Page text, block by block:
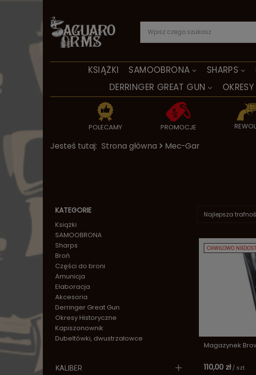
KSIĄŻKI SAMOOBRONA SHARPS
DERRINGER GREAT GUN
POLECAMY PROMOCJE
Jesteś tutaj: Strona główna Mec-Gar
KATEGORIE
Książki
SAMOOBRONA
Sharps
Broń
Części do broni
Amunicja
Elaboracja
Akcesoria
Derringer Great Gun
Okresy Historyczne
Kapiszonownik
Dubeltówki, dwustrzałowce
KALIBER
Najlepsza
CHWILOWO
Magazynek
110,00 zł / szt.